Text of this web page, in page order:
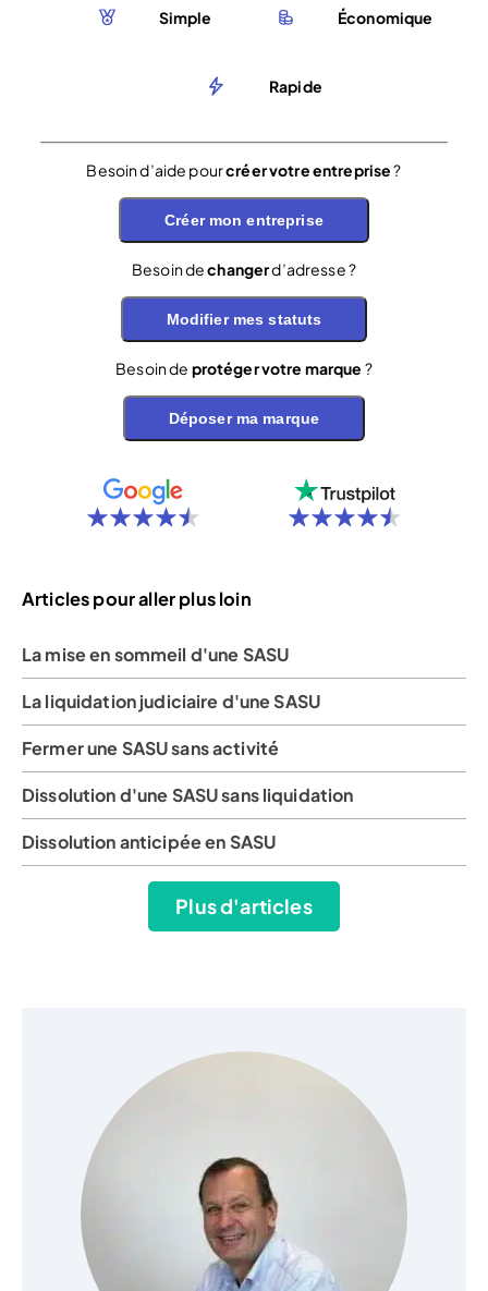
Simple Économique
Rapide
Besoin d’aide pourcréer votre entreprise?
Créer mon entreprise
Besoin dechangerd’adresse ?
Modifier mes statuts
Besoin de protéger votre marque ?
Déposer ma marque
Articles pour aller plus loin
La mise en sommeil d'une SASU
La liquidation judiciaire d'une SASU
Fermer une SASU sans activité
Dissolution d'une SASU sans liquidation
Dissolution anticipée en SASU
Plus d'articles